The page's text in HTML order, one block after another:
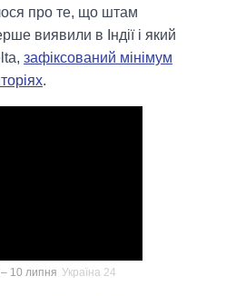
про те, що штам
виявили в Індії і який
зафіксований мінімум
.
10 липня Україна 24